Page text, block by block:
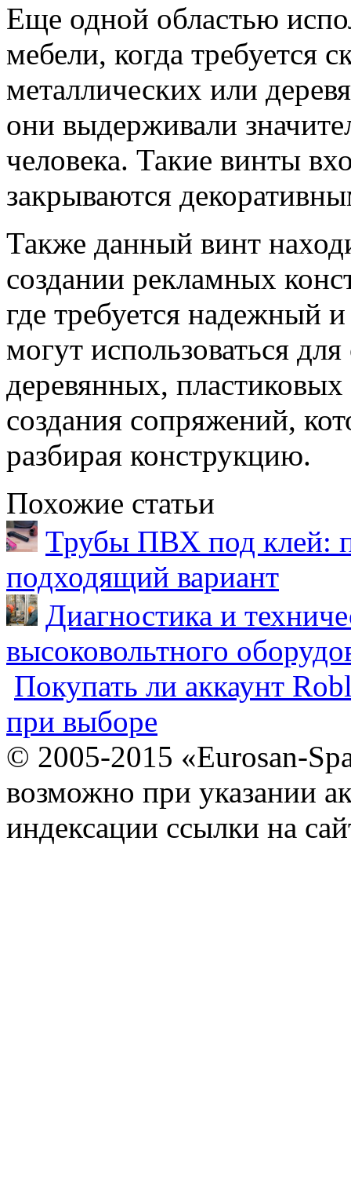
Еще одной областью
мебели, когда требуется
металлических или
они выдерживали
человека. Такие винты
закрываются
Также данный винт
создании рекламных
где требуется надежный
могут использоваться
деревянных,
создания сопряжений,
разбирая конструкцию.
Похожие статьи
Трубы ПВХ под клей:
подходящий вариант
Диагностика и
высоковольтного
Покупать ли аккаунт
при выборе
© 2005-2015 «Eurosan-
возможно при указании
индексации ссылки на